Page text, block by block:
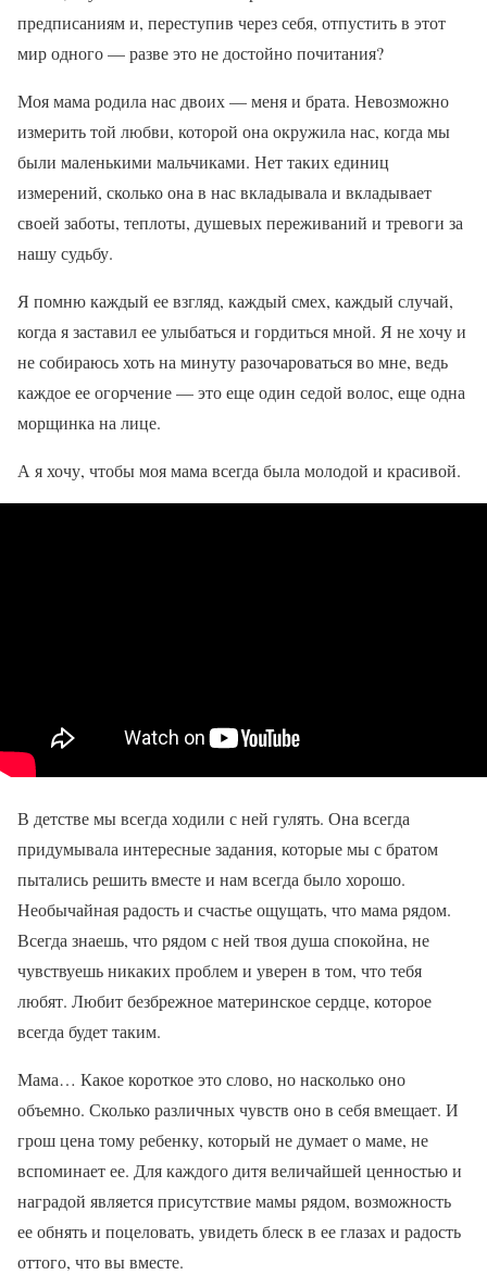
предписаниям и, переступив через себя, отпустить в этот
мир одного — разве это не достойно почитания?
Моя мама родила нас двоих — меня и брата. Невозможно
измерить той любви, которой она окружила нас, когда мы
были маленькими мальчиками. Нет таких единиц
измерений, сколько она в нас вкладывала и вкладывает
своей заботы, теплоты, душевых переживаний и тревоги за
нашу судьбу.
Я помню каждый ее взгляд, каждый смех, каждый случай,
когда я заставил ее улыбаться и гордиться мной. Я не хочу и
не собираюсь хоть на минуту разочароваться во мне, ведь
каждое ее огорчение — это еще один седой волос, еще одна
морщинка на лице.
А я хочу, чтобы моя мама всегда была молодой и красивой.
В детстве мы всегда ходили с ней гулять. Она всегда
придумывала интересные задания, которые мы с братом
пытались решить вместе и нам всегда было хорошо.
Необычайная радость и счастье ощущать, что мама рядом.
Всегда знаешь, что рядом с ней твоя душа спокойна, не
чувствуешь никаких проблем и уверен в том, что тебя
любят. Любит безбрежное материнское сердце, которое
всегда будет таким.
Мама… Какое короткое это слово, но насколько оно
объемно. Сколько различных чувств оно в себя вмещает. И
грош цена тому ребенку, который не думает о маме, не
вспоминает ее. Для каждого дитя величайшей ценностью и
наградой является присутствие мамы рядом, возможность
ее обнять и поцеловать, увидеть блеск в ее глазах и радость
оттого, что вы вместе.